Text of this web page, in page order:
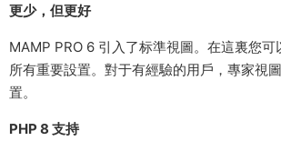
更少，但更好
MAMP PRO 6 引入了标準視圖。在這裏您可
所有重要設置。對于有經驗的用戶，專家視
置。
PHP 8 支持